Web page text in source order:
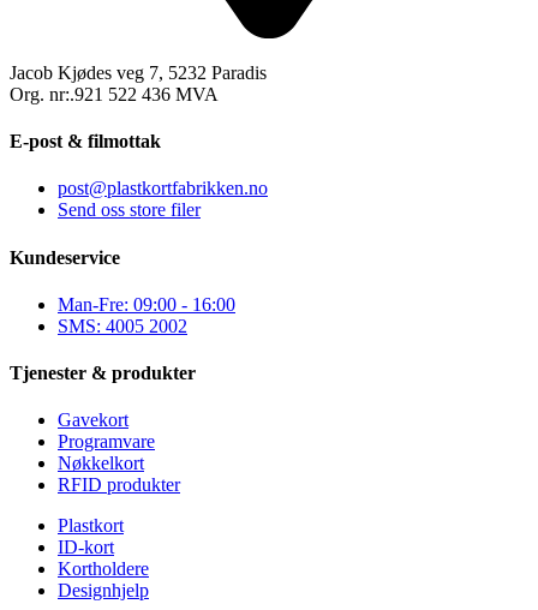
Jacob Kjødes veg 7, 5232 Paradis
Org. nr:.921 522 436 MVA
E-post & filmottak
post@plastkortfabrikken.no
Send oss store filer
Kundeservice
Man-Fre: 09:00 - 16:00
SMS: 4005 2002
Tjenester & produkter
Gavekort
Programvare
Nøkkelkort
RFID produkter
Plastkort
ID-kort
Kortholdere
Designhjelp